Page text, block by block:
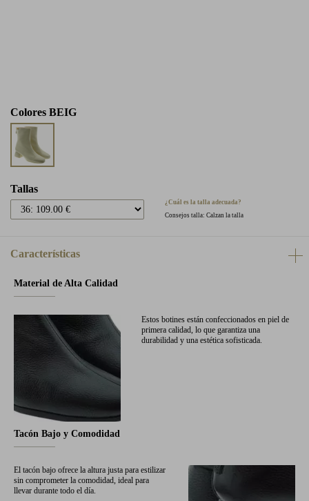
Colores BEIG
Tallas
¿Cuál es la talla adecuada?
Consejos talla: Calzan la talla
Características
Material de Alta Calidad
Estos botines están confeccionados en piel de
primera calidad, lo que garantiza una
durabilidad y una estética sofisticada.
Tacón Bajo y Comodidad
El tacón bajo ofrece la altura justa para estilizar
sin comprometer la comodidad, ideal para
llevar durante todo el día.